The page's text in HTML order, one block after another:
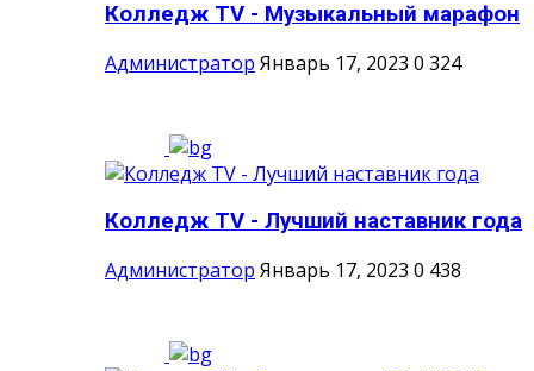
Колледж TV - Музыкальный марафон
Администратор Январь 17, 2023 0 324
Колледж TV - Лучший наставник года
Администратор Январь 17, 2023 0 438